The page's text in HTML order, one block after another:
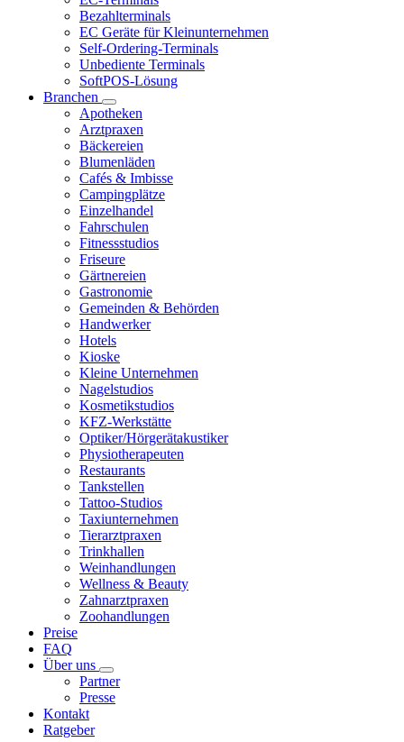
Bezahlterminals
EC Geräte für Kleinunternehmen
Self-Ordering-Terminals
Unbediente Terminals
SoftPOS-Lösung
Branchen
Apotheken
Arztpraxen
Bäckereien
Blumenläden
Cafés & Imbisse
Campingplätze
Einzelhandel
Fahrschulen
Fitnessstudios
Friseure
Gärtnereien
Gastronomie
Gemeinden & Behörden
Handwerker
Hotels
Kioske
Kleine Unternehmen
Nagelstudios
Kosmetikstudios
KFZ-Werkstätte
Optiker/Hörgerätakustiker
Physiotherapeuten
Restaurants
Tankstellen
Tattoo-Studios
Taxiunternehmen
Tierarztpraxen
Trinkhallen
Weinhandlungen
Wellness & Beauty
Zahnarztpraxen
Zoohandlungen
Preise
FAQ
Über uns
Partner
Presse
Kontakt
Ratgeber